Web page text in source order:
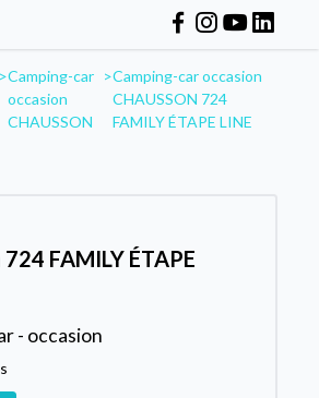
>Camping-car
occasion
CHAUSSON
>Camping-car occasion
CHAUSSON 724
FAMILY ÉTAPE LINE
FAMILY ÉTAPE
- occasion